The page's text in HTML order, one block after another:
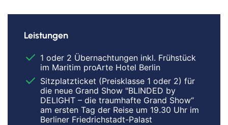
Leistungen
1 oder 2 Übernachtungen inkl. Frühstück
im Maritim proArte Hotel Berlin
Sitzplatzticket (Preisklasse 1 oder 2) für
die neue Grand Show "BLINDED by
DELIGHT – die traumhafte Grand Show“
am ersten Tag der Reise um 19.30 Uhr im
Berliner Friedrichstadt-Palast